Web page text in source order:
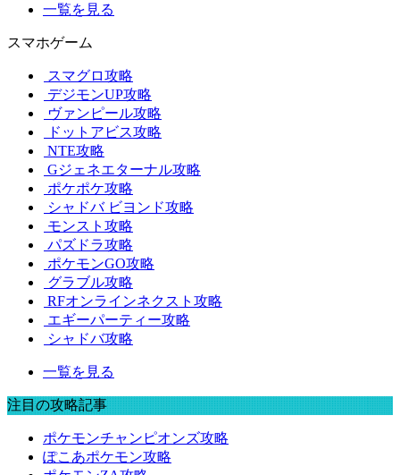
一覧を見る
スマホゲーム
スマグロ攻略
デジモンUP攻略
ヴァンピール攻略
ドットアビス攻略
NTE攻略
Gジェネエターナル攻略
ポケポケ攻略
シャドバ ビヨンド攻略
モンスト攻略
パズドラ攻略
ポケモンGO攻略
グラブル攻略
RFオンラインネクスト攻略
エギーパーティー攻略
シャドバ攻略
一覧を見る
注目の攻略記事
ポケモンチャンピオンズ攻略
ぽこあポケモン攻略